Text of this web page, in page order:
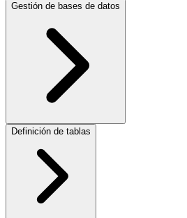
Gestión de bases de datos
Definición de tablas